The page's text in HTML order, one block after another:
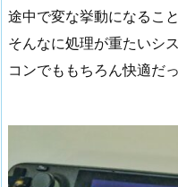
途中で変な挙動になるこ
そんなに処理が重たいシ
コンでももちろん快適だっ